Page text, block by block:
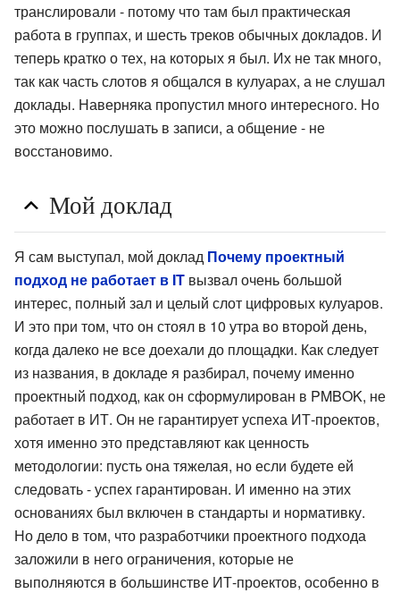
транслировали - потому что там был практическая
работа в группах, и шесть треков обычных докладов. И
теперь кратко о тех, на которых я был. Их не так много,
так как часть слотов я общался в кулуарах, а не слушал
доклады. Наверняка пропустил много интересного. Но
это можно послушать в записи, а общение - не
восстановимо.
Мой доклад
Я сам выступал, мой доклад Почему проектный
подход не работает в IT вызвал очень большой
интерес, полный зал и целый слот цифровых кулуаров.
И это при том, что он стоял в 10 утра во второй день,
когда далеко не все доехали до площадки. Как следует
из названия, в докладе я разбирал, почему именно
проектный подход, как он сформулирован в PMBOK, не
работает в ИТ. Он не гарантирует успеха ИТ-проектов,
хотя именно это представляют как ценность
методологии: пусть она тяжелая, но если будете ей
следовать - успех гарантирован. И именно на этих
основаниях был включен в стандарты и нормативку.
Но дело в том, что разработчики проектного подхода
заложили в него ограничения, которые не
выполняются в большинстве ИТ-проектов, особенно в